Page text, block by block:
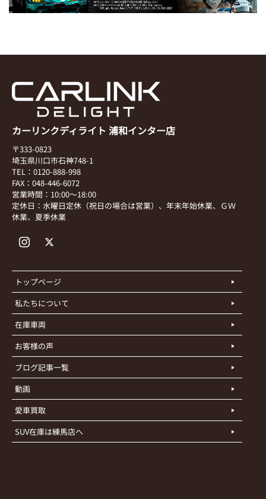
カーリンクディライト 浦和インター店
〒333-0823
埼玉県川口市石神748-1
TEL：0120-888-998
FAX：048-446-6072
営業時間：10:00～18:00
定休日：水曜日定休（祝日の場合は営業）、年末年始休業、ＧＷ
休業、夏季休業
トップページ
私たちについて
在庫車両
お客様の声
ブログ記事一覧
動画
愛車買取
SUV在庫は練馬店へ